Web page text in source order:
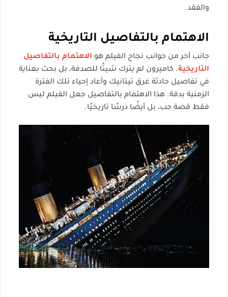
والفقد.
الاهتمام بالتفاصيل التاريخية
جانب آخر من جوانب نجاح الفيلم هو الاهتمام بالتفاصيل
التاريخية. كاميرون لم يترك شيئًا للصدفة، بل بحث بعناية
في تفاصيل حادثة غرق تيتانيك وأعاد إحياء تلك الفترة
الزمنية بدقة. هذا الاهتمام بالتفاصيل جعل الفيلم ليس
فقط قصة حب، بل أيضًا درسًا تاريخيًا.